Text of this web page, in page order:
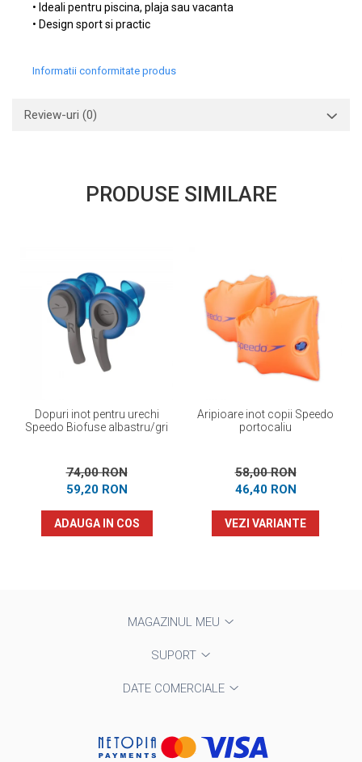
• Ideali pentru piscina, plaja sau vacanta
• Design sport si practic
Informatii conformitate produs
Review-uri (0)
PRODUSE SIMILARE
Dopuri inot pentru urechi
Speedo Biofuse albastru/gri
74,00 RON
59,20 RON
ADAUGA IN COS
Aripioare inot copii Speedo
portocaliu
58,00 RON
46,40 RON
VEZI VARIANTE
MAGAZINUL MEU
SUPORT
DATE COMERCIALE